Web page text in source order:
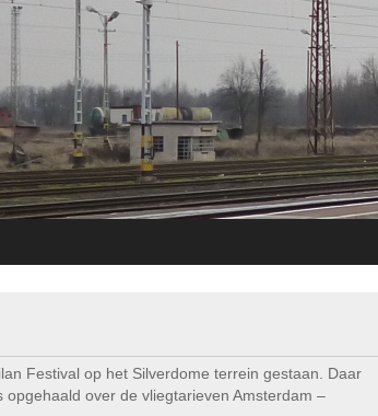
Festival op het Silverdome terrein gestaan. Daar
over de vliegtarieven Amsterdam –